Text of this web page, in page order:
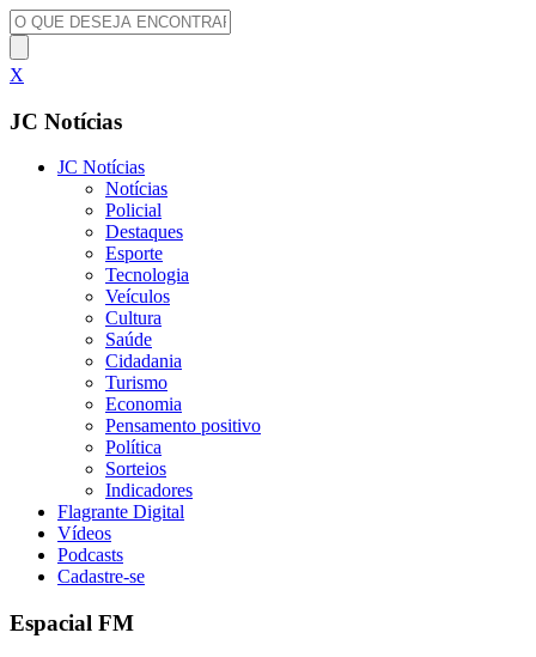
X
JC Notícias
JC Notícias
Notícias
Policial
Destaques
Esporte
Tecnologia
Veículos
Cultura
Saúde
Cidadania
Turismo
Economia
Pensamento positivo
Política
Sorteios
Indicadores
Flagrante Digital
Vídeos
Podcasts
Cadastre-se
Espacial FM